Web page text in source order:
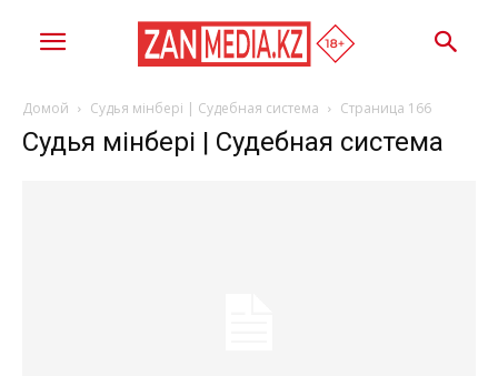
Домой Судья мінбері | Судебная система Страница 166
Судья мінбері | Судебная система